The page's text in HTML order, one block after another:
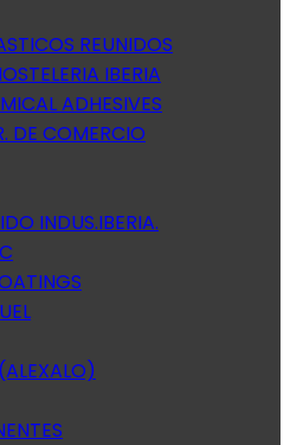
REUNIDOS
IBERIA
ADHESIVES
DE COMERCIO
INDUS.IBERIA.